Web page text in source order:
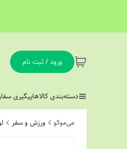
ورود / ثبت نام
دسته‌بندی کالاهاپیگیری
می‌موکو ورزش و سفر